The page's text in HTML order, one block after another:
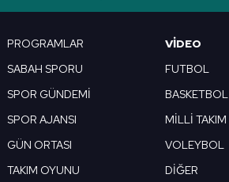
için lütfentıklayınız
PROGRAMLAR
SABAH SPORU
SPOR GÜNDEMİ
SPOR AJANSI
GÜN ORTASI
TAKIM OYUNU
VIDEO
FUTBOL
BASKETBOL
MİLLİ TAKIM
VOLEYBOL
DİĞER